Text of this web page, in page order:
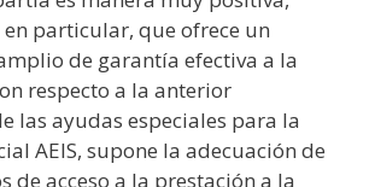
particular, que ofrece un
de garantía efectiva a la
respecto a la anterior
las ayudas especiales para la
AEIS, supone la adecuación de
de acceso a la prestación a la